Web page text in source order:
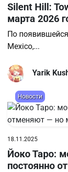
Silent Hill:
марта 2026
По появившейся
Mexico,...
Yarik
Новости
18.11.2025
Йоко Таро:
постоянно